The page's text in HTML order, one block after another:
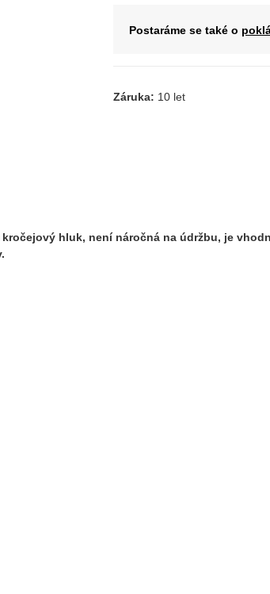
Postaráme se také o
Záruka: 10 let
hluk, není náročná na údržbu, je